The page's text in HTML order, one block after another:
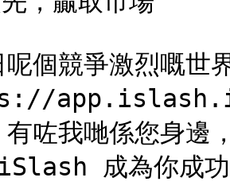
呢個競爭激烈嘅世
咗我哋係您身邊
成為你成功